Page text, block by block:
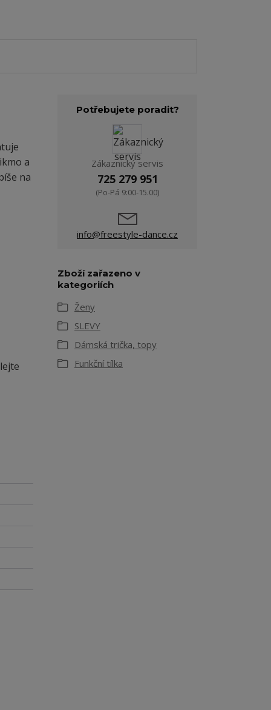
a
na
Potřebujete poradit?
Zákaznický servis
725 279 951
(Po-Pá 9:00-15.00)
info@freestyle-dance.cz
Zboží zařazeno v
kategoriích
Ženy
SLEVY
Dámská trička, topy
Funkční tílka